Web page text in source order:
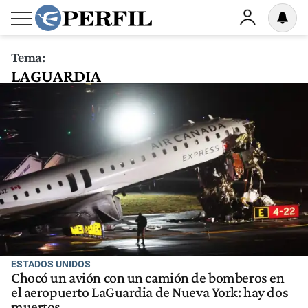
Tema:
LAGUARDIA
ESTADOS UNIDOS
Chocó un avión con un camión de bomberos en
el aeropuerto LaGuardia de Nueva York: hay dos